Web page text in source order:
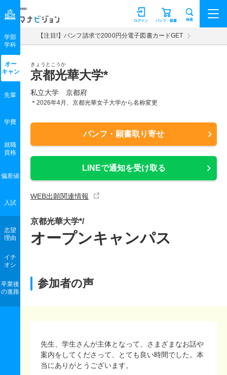
マナビジョン パンフ・願書
ログイン 検索
【注目!】パンフ請求で2000円分電子図書カードGET
きょうとこうか
京都光華大学*
私立大学 京都府
＊2026年4月、京都光華女子大学から名称変更
パンフ・願書取り寄せ
LINEで通知を受け取る
WEB出願関連情報
学部
学科
オー
キャン
先輩
学費
就職
資格
偏差値
入試
志望
理由
イチ
オシ
卒業後
の進路
京都光華大学*/
オープンキャンパス
参加者の声
先生、学生さんが主体となって、さまざまなお話や
案内をしてくださって、とても良い時間でした。本
当にありがとうございます。